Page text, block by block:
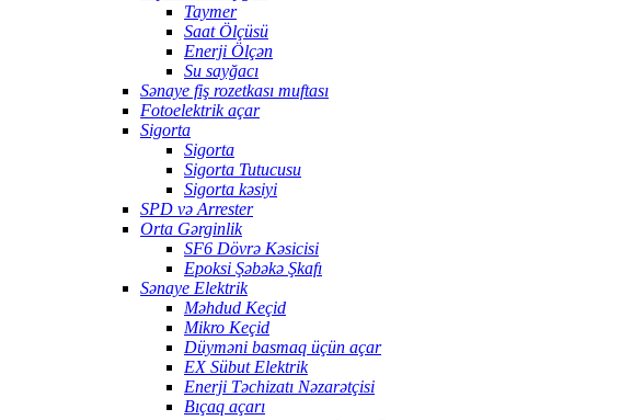
Taymer
Saat Ölçüsü
Enerji Ölçən
Su sayğacı
Sənaye fiş rozetkası muftası
Fotoelektrik açar
Sigorta
Sigorta
Sigorta Tutucusu
Sigorta kəsiyi
SPD və Arrester
Orta Gərginlik
SF6 Dövrə Kəsicisi
Epoksi Şəbəkə Şkafı
Sənaye Elektrik
Məhdud Keçid
Mikro Keçid
Düyməni basmaq üçün açar
EX Sübut Elektrik
Enerji Təchizatı Nəzarətçisi
Bıçaq açarı